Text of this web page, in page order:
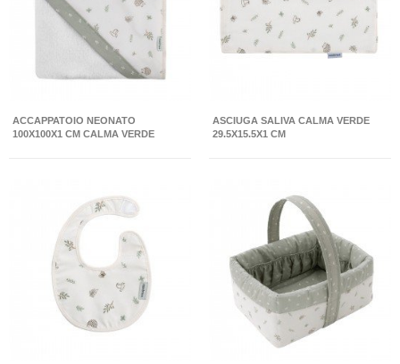
ACCAPPATOIO NEONATO
100X100X1 CM CALMA VERDE
ASCIUGA SALIVA CALMA VERDE
29.5X15.5X1 CM